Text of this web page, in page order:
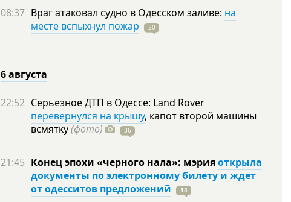
08:37 Враг атаковал судно в Одесском заливе: на
месте вспыхнул пожар
20
6 августа
22:52 Серьезное ДТП в Одессе: Land Rover
перевернулся на крышу, капот второй машины
всмятку(фото) 36
21:45 Конец эпохи «черного нала»: мэрияоткрыла
документы по электронному билету и ждет
от одесситов предложений
14